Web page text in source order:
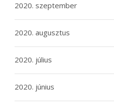
2020. szeptember
2020. augusztus
2020. július
2020. június